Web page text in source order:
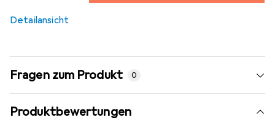
Detailansicht
Fragen zum Produkt 0
Produktbewertungen